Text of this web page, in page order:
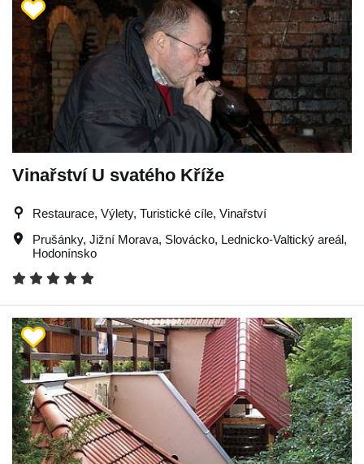
Vinařství U svatého Kříže
Restaurace, Výlety, Turistické cíle, Vinařství
Prušánky, Jižní Morava, Slovácko, Lednicko-Valtický areál,
Hodonínsko